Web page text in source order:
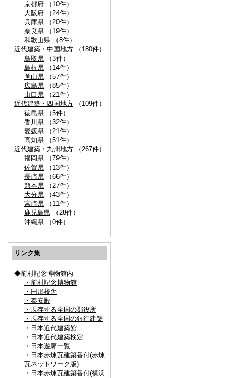
京都府 （10件）
大阪府 （24件）
兵庫県 （20件）
奈良県 （19件）
和歌山県 （8件）
近代建築・中国地方 （180件）
鳥取県 （3件）
島根県 （14件）
岡山県 （57件）
広島県 （85件）
山口県 （21件）
近代建築・四国地方 （109件）
徳島県 （5件）
香川県 （32件）
愛媛県 （21件）
高知県 （51件）
近代建築・九州地方 （267件）
福岡県 （79件）
佐賀県 （13件）
長崎県 （66件）
熊本県 （27件）
大分県 （43件）
宮崎県 （11件）
鹿児島県 （28件）
沖縄県 （0件）
リンク集
◆前村記念博物館内
・前村記念博物館
・円形校舎
・奉安殿
・現存する全国の郡役所
・現存する全国の銀行建築
・日本近代建築館
・日本近代建築検定
・日本遊廓一覧
・日本赤煉瓦建築番付(赤煉
瓦ネットワーク版)
・日本赤煉瓦建築番付(横浜